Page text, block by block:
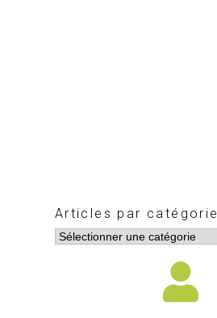
Articles par catégorie